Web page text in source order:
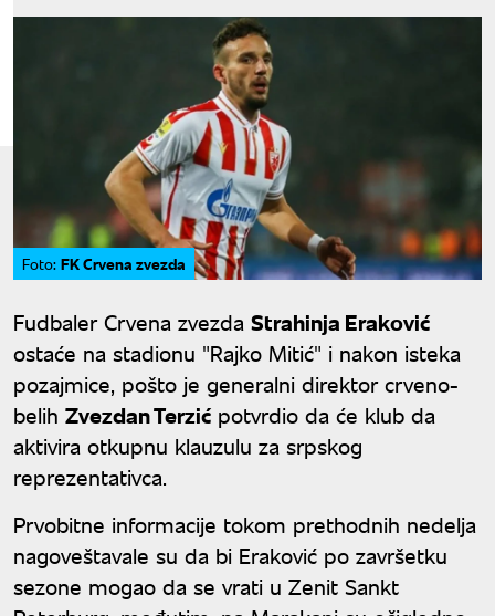
Foto: FK Crvena zvezda
Fudbaler Crvena zvezda Strahinja Eraković
ostaće na stadionu "Rajko Mitić" i nakon isteka
pozajmice, pošto je generalni direktor crveno-
belih Zvezdan Terzić potvrdio da će klub da
aktivira otkupnu klauzulu za srpskog
reprezentativca.
Prvobitne informacije tokom prethodnih nedelja
nagoveštavale su da bi Eraković po završetku
sezone mogao da se vrati u Zenit Sankt